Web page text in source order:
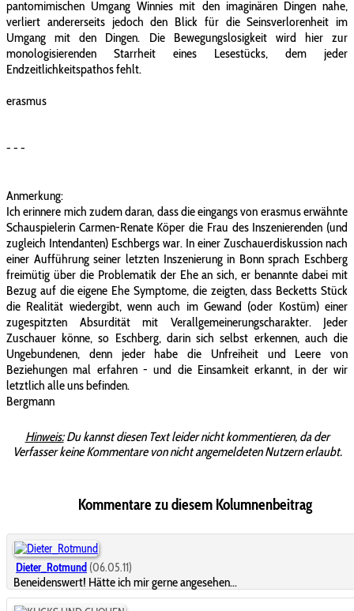
pantomimischen Umgang Winnies mit den imaginären Dingen nahe,
verliert andererseits jedoch den Blick für die Seinsverlorenheit im
Umgang mit den Dingen. Die Bewegungslosigkeit wird hier zur
monologisierenden Starrheit eines Lesestücks, dem jeder
Endzeitlichkeitspathos fehlt.
erasmus
- - -
Anmerkung:
Ich erinnere mich zudem daran, dass die eingangs von erasmus erwähnte
Schauspielerin Carmen-Renate Köper die Frau des Inszenierenden (und
zugleich Intendanten) Eschbergs war. In einer Zuschauerdiskussion nach
einer Aufführung seiner letzten Inszenierung in Bonn sprach Eschberg
freimütig über die Problematik der Ehe an sich, er benannte dabei mit
Bezug auf die eigene Ehe Symptome, die zeigten, dass Becketts Stück
die Realität wiedergibt, wenn auch im Gewand (oder Kostüm) einer
zugespitzten Absurdität mit Verallgemeinerungscharakter. Jeder
Zuschauer könne, so Eschberg, darin sich selbst erkennen, auch die
Ungebundenen, denn jeder habe die Unfreiheit und Leere von
Beziehungen mal erfahren - und die Einsamkeit erkannt, in der wir
letztlich alle uns befinden.
Bergmann
Hinweis:Du kannst diesen Text leider nicht kommentieren, da der
Verfasser keine Kommentare von nicht angemeldeten Nutzern erlaubt.
Kommentare zu diesem Kolumnenbeitrag
Dieter_Rotmund (06.05.11)
Beneidenswert! Hätte ich mir gerne angesehen...